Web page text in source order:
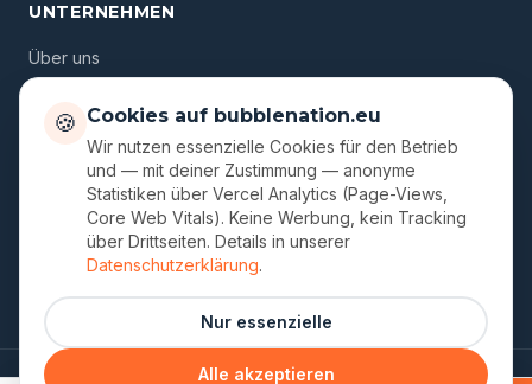
UNTERNEHMEN
Über uns
Gutscheine
🍪 Cookies auf bubblenation.eu
Wir nutzen essenzielle Cookies für den Betrieb
und — mit deiner Zustimmung — anonyme
Statistiken über Vercel Analytics (Page-Views,
Core Web Vitals). Keine Werbung, kein Tracking
über Drittseiten. Details in unserer
Datenschutzerklärung.
Nur essenzielle
Alle akzeptieren